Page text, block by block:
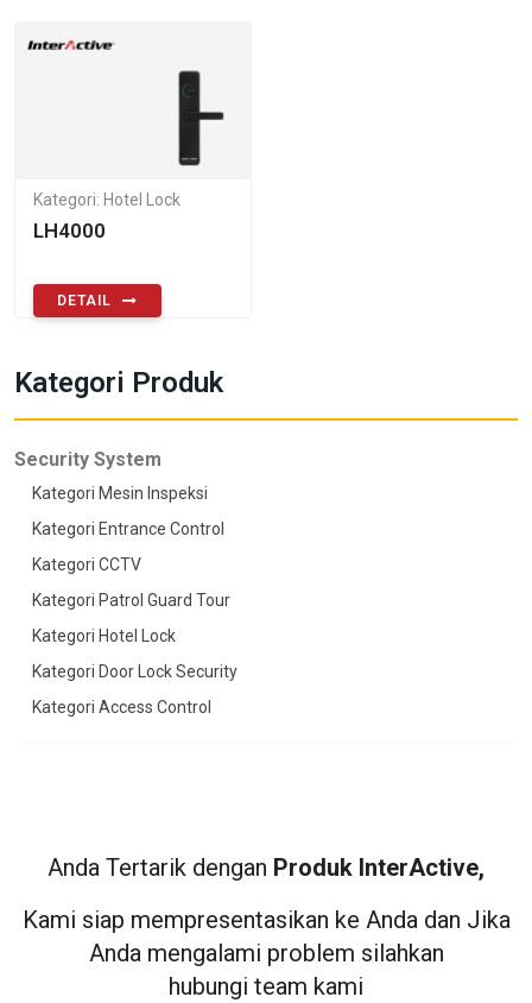
Kategori: Hotel Lock
LH4000
DETAIL
Kategori Produk
Security System
Kategori Mesin Inspeksi
Kategori Entrance Control
Kategori CCTV
Kategori Patrol Guard Tour
Kategori Hotel Lock
Kategori Door Lock Security
Kategori Access Control
Anda Tertarik dengan Produk InterActive,
Kami siap mempresentasikan ke Anda dan Jika
Anda mengalami problem silahkan
hubungi team kami